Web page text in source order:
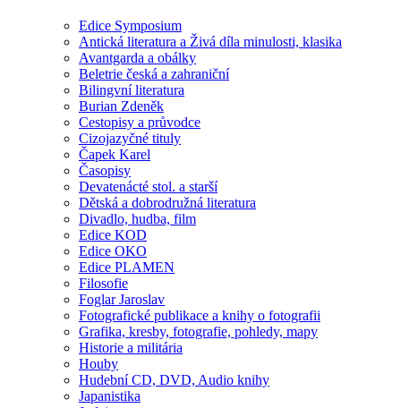
Edice Symposium
Antická literatura a Živá díla minulosti, klasika
Avantgarda a obálky
Beletrie česká a zahraniční
Bilingvní literatura
Burian Zdeněk
Cestopisy a průvodce
Cizojazyčné tituly
Čapek Karel
Časopisy
Devatenácté stol. a starší
Dětská a dobrodružná literatura
Divadlo, hudba, film
Edice KOD
Edice OKO
Edice PLAMEN
Filosofie
Foglar Jaroslav
Fotografické publikace a knihy o fotografii
Grafika, kresby, fotografie, pohledy, mapy
Historie a militária
Houby
Hudební CD, DVD, Audio knihy
Japanistika